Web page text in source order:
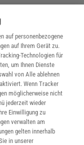
auf personenbezogene
auf Ihrem Gerät zu.
Technologien für
um Ihnen Dienste
von Alle ablehnen
Wenn Tracker
möglicherweise nicht
jederzeit wieder
Einwilligung zu
verwalten am
gelten innerhalb
in unserer